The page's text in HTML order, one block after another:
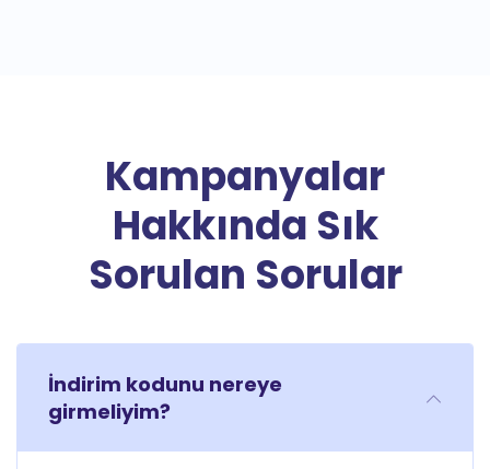
Kampanyalar
Hakkında Sık
Sorulan Sorular
İndirim kodunu nereye
girmeliyim?